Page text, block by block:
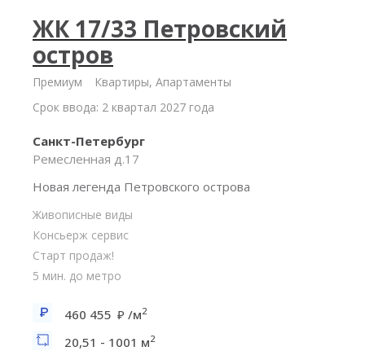
ЖК 17/33 Петровский
остров
Премиум
Квартиры, Апартаменты
Срок ввода: 2 квартал 2027 года
Санкт-Петербург
Ремесленная д.17
Новая легенда Петровского острова
Живописные виды
Консьерж сервис
Старт продаж!
5 мин. до метро
460 455 /м2
20,51 - 1001 м2